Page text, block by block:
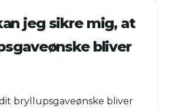
jeg sikre mig, at
bliver
bryllupsgaveønske bliver